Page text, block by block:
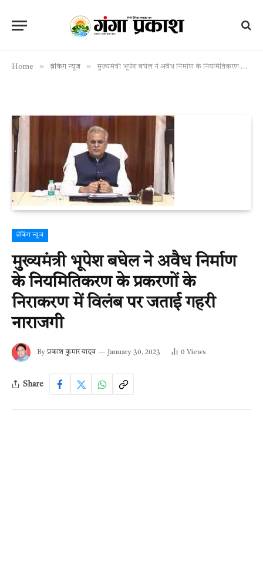
Home » ब्रेकिंग न्यूज » मुख्यमंत्री भूपेश बघेल ने अवैध निर्माण के नियमितिकरण के प्रकरणों के निराकरण में विलंब पर जताई गहरी नाराजगी
ब्रेकिंग न्यूज
मुख्यमंत्री भूपेश बघेल ने अवैध निर्माण
के नियमितिकरण के प्रकरणों के
निराकरण में विलंब पर जताई गहरी
नाराजगी
By प्रकाश कुमार यादव January 30, 2023 0 Views
Share